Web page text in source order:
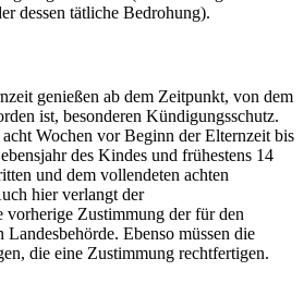
dessen tätliche Bedrohung).
genießen ab dem Zeitpunkt, von dem
ist, besonderen Kündigungsschutz.
Wochen vor Beginn der Elternzeit bis
des Kindes und frühestens 14
und dem vollendeten achten
hier verlangt der
vorherige Zustimmung der für den
Landesbehörde. Ebenso müssen die
die eine Zustimmung rechtfertigen.